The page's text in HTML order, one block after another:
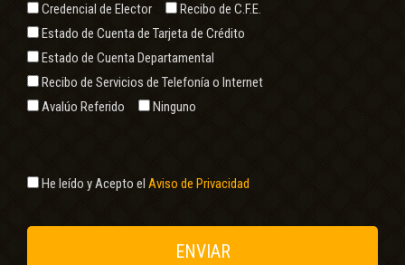
Credencial de Elector
Recibo de C.F.E.
Estado de Cuenta de Tarjeta de Crédito
Estado de Cuenta Departamental
Recibo de Servicios de Telefonía o Internet
Avalúo Referido
Ninguno
He leído y Acepto el Aviso de Privacidad